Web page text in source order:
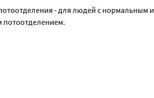
- для людей с нормальным и